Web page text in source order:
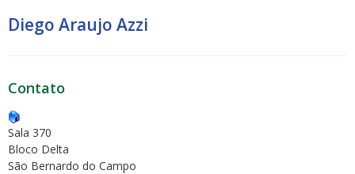
Diego Araujo Azzi
Contato
Sala 370
Bloco Delta
São Bernardo do Campo